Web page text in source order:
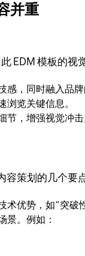
并重
EDM 模板的视
感，同时融入品
浏览关键信息。
节，增强视觉冲击
容策划的几个要
术优势，如“突破
景。例如：